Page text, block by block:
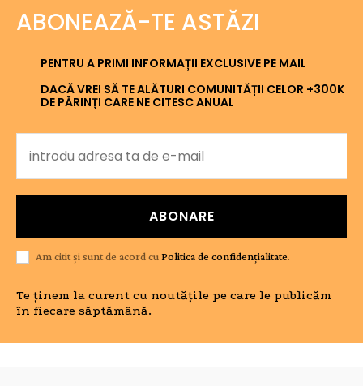
ABONEAZĂ-TE ASTĂZI
PENTRU A PRIMI INFORMAȚII EXCLUSIVE PE MAIL
DACĂ VREI SĂ TE ALĂTURI COMUNITĂȚII CELOR +300K
DE PĂRINȚI CARE NE CITESC ANUAL
ABONARE
Am citit și sunt de acord cu Politica de confidențialitate.
Te ținem la curent cu noutățile pe care le publicăm
în fiecare săptămână.